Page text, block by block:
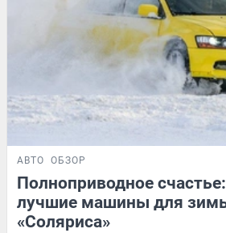
АВТО ОБЗОР
Полноприводное
лучшие машины для
«Соляриса»